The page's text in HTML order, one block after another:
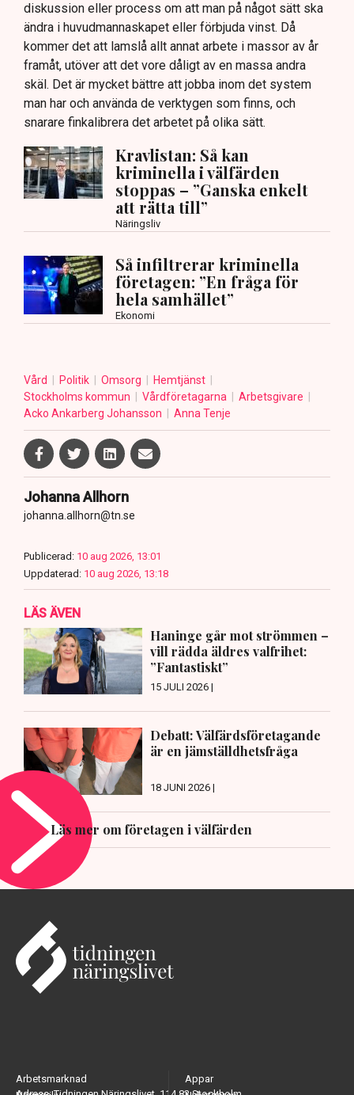
diskussion eller process om att man på något sätt ska
ändra i huvudmannaskapet eller förbjuda vinst. Då
kommer det att lamslå allt annat arbete i massor av år
framåt, utöver att det vore dåligt av en massa andra
skäl. Det är mycket bättre att jobba inom det system
man har och använda de verktygen som finns, och
snarare finkalibrera det arbetet på olika sätt.
Kravlistan: Så kan
kriminella i välfärden
stoppas – ”Ganska enkelt
att rätta till”
Näringsliv
Så infiltrerar kriminella
företagen: ”En fråga för
hela samhället”
Ekonomi
Vård Politik Omsorg
Hemtjänst
Stockholms kommun
Vårdföretagarna
Arbetsgivare
Acko Ankarberg Johansson
Anna Tenje
Johanna Allhorn
johanna.allhorn@tn.se
Publicerad: 10 aug 2026, 13:01
Uppdaterad: 10 aug 2026, 13:18
LÄS ÄVEN
Haninge går mot strömmen –
vill rädda äldres valfrihet:
”Fantastiskt”
15 JULI 2026 |
Debatt: Välfärdsföretagande
är en jämställdhetsfråga
18 JUNI 2026 |
Läs mer om företagen i välfärden
Arbetsmarknad
Appar